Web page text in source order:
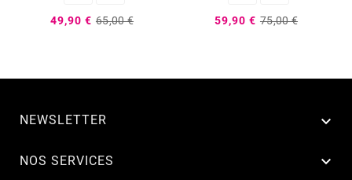
49,90 € 65,00 € 59,90 € 75,00 €
NEWSLETTER 
NOS SERVICES 